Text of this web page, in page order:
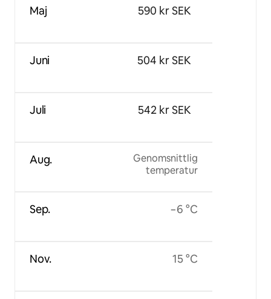
Maj
Juni
Juli
Aug.
Sep.
Nov.
590 kr SEK
504 kr SEK
542 kr SEK
Genomsnittlig
temperatur
−6 °C
15 °C